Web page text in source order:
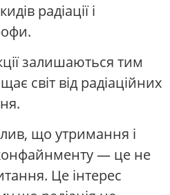
радіації і
залишаються тим
світ від радіаційних
що утримання і
— це не
Це інтерес